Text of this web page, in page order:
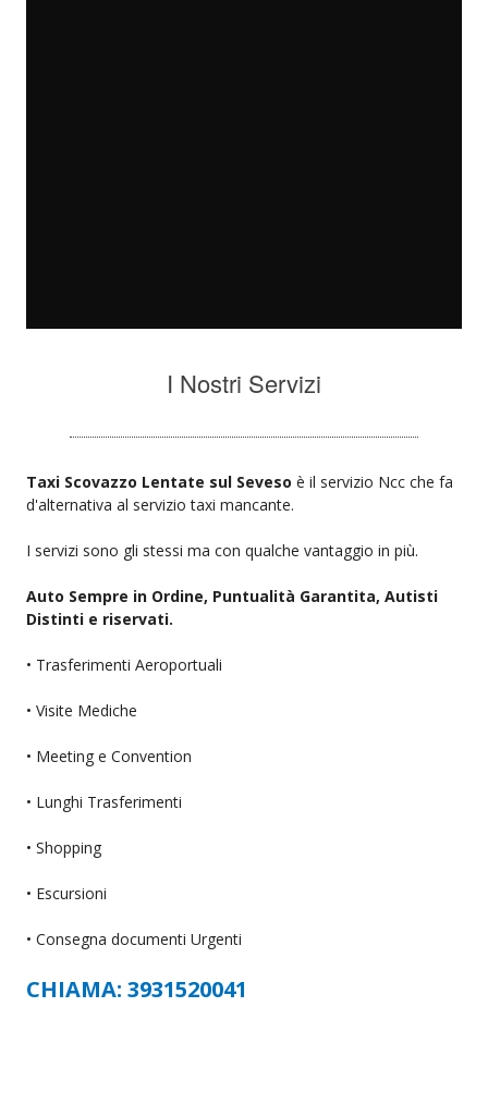
I Nostri Servizi
Taxi Scovazzo Lentate sul Seveso è il servizio Ncc che fa
d'alternativa al servizio taxi mancante.
I servizi sono gli stessi ma con qualche vantaggio in più.
Auto Sempre in Ordine, Puntualità Garantita, Autisti
Distinti e riservati.
• Trasferimenti Aeroportuali
• Visite Mediche
• Meeting e Convention
• Lunghi Trasferimenti
• Shopping
• Escursioni
• Consegna documenti Urgenti
CHIAMA: 3931520041